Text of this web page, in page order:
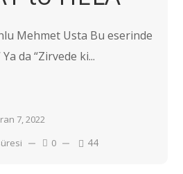
Mehmet Usta Bu eserinde
da “Zirvede ki...
7, 2022
0 44